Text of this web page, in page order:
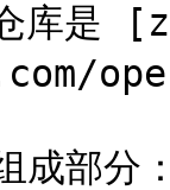
库是
成部分